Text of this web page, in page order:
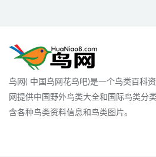
鸟网( 中国鸟网花鸟吧)是一个鸟类百科
网提供中国野外鸟类大全和国际鸟类分
含各种鸟类资料信息和鸟类图片。